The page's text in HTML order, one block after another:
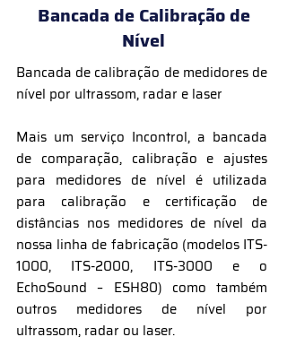
Bancada de Calibração de
Nível
Bancada de calibração de medidores de
nível por ultrassom, radar e laser
Mais um serviço Incontrol, a bancada
de comparação, calibração e ajustes
para medidores de nível é utilizada
para calibração e certificação de
distâncias nos medidores de nível da
nossa linha de fabricação (modelos ITS-
1000, ITS-2000, ITS-3000 e o
EchoSound – ESH80) como também
outros medidores de nível por
ultrassom, radar ou laser.